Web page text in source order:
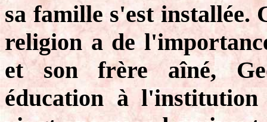
sa famille s'est installée.
religion a de
et son frère aîné,
éducation à